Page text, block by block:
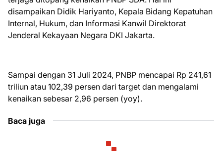
disampaikan Didik Hariyanto, Kepala Bidang Kepatuhan
Internal, Hukum, dan Informasi Kanwil Direktorat
Jenderal Kekayaan Negara DKI Jakarta.
Sampai dengan 31 Juli 2024, PNBP mencapai Rp 241,61
triliun atau 102,39 persen dari target dan mengalami
kenaikan sebesar 2,96 persen (yoy).
Baca juga